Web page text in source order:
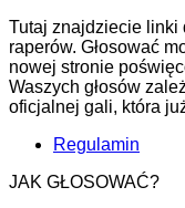
Tutaj znajdziecie linki
raperów. Głosować
nowej stronie
Waszych głosów
oficjalnej gali, która
Regulamin
JAK GŁOSOWAĆ?